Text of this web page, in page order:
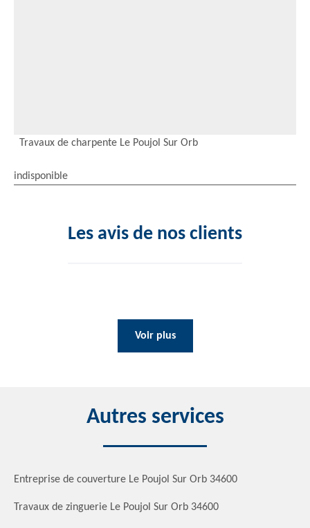
Travaux de charpente Le Poujol Sur Orb
indisponible
Les avis de nos clients
Voir plus
Autres services
Entreprise de couverture Le Poujol Sur Orb 34600
Travaux de zinguerie Le Poujol Sur Orb 34600